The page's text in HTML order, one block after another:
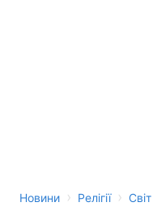
Новини › Релігії › Світ